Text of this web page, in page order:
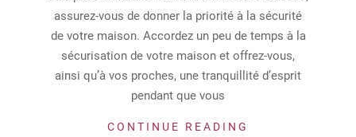
assurez-vous de donner la priorité à la sécurité
de votre maison. Accordez un peu de temps à la
sécurisation de votre maison et offrez-vous,
ainsi qu’à vos proches, une tranquillité d’esprit
pendant que vous
CONTINUE READING